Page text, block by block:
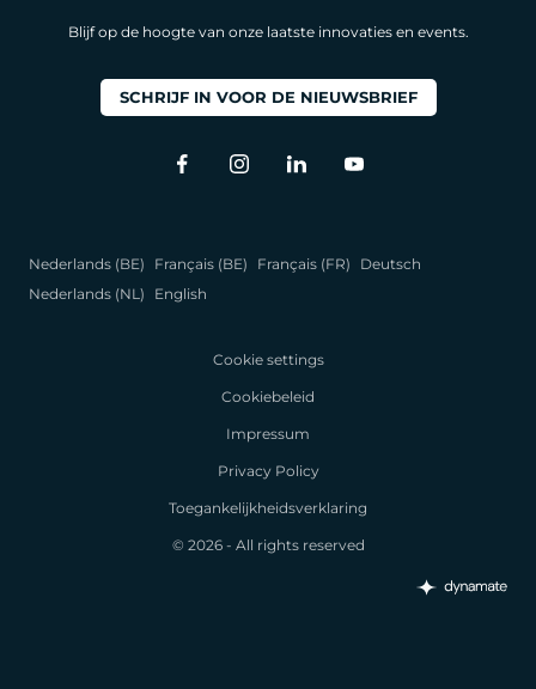
Blijf op de hoogte van onze laatste innovaties en events.
SCHRIJF IN VOOR DE NIEUWSBRIEF
Nederlands (BE) Français (BE) Français (FR)
Deutsch
Nederlands (NL)
English
Cookie settings
Cookiebeleid
Impressum
Privacy Policy
Toegankelijkheidsverklaring
© 2026 - All rights reserved